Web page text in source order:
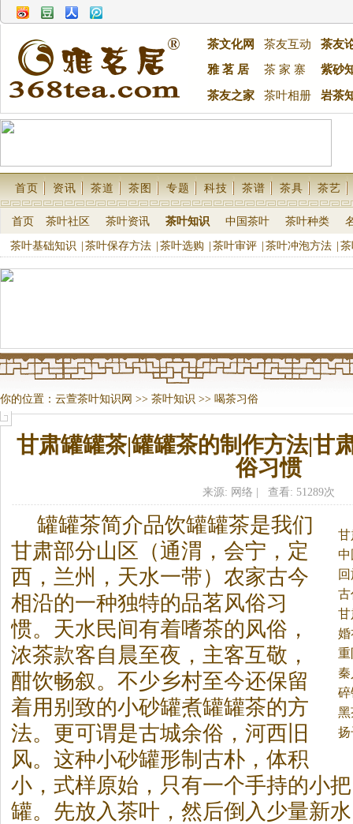
茶文化网 茶友互动
茶友
雅 茗 居
茶 家 寨 紫砂
茶友之家 茶叶相册 岩茶
首页 资讯 茶道 茶图 专题 科技 茶谱 茶具 茶艺
首页 茶叶社区 茶叶资讯 茶叶知识 中国茶叶 茶叶种类
茶叶基础知识 茶叶保存方法 茶叶选购 茶叶审评 茶叶冲泡方法
你的位置： 云萱茶叶知识网 >> 茶叶知识 >> 喝茶习俗
甘肃罐罐茶|罐罐茶的制作方法|甘
俗习惯
来源: 网络 | 查看: 51289次
罐罐茶简介品饮罐罐茶是我们
甘肃部分山区（通渭，会宁，定
西，兰州，天水一带）农家古今
相沿的一种独特的品茗风俗习
惯。 天水民间有着嗜茶的风俗，
浓茶款客自晨至夜，主客互敬，
酣饮畅叙。不少乡村至今还保留
着用别致的小砂罐煮罐罐茶的方
法。更可谓是古城余俗，河西旧
风。这种小砂罐形制古朴，体积
小，式样原始，只有一个手持的小
罐。先放入茶叶，然后倒入少量新